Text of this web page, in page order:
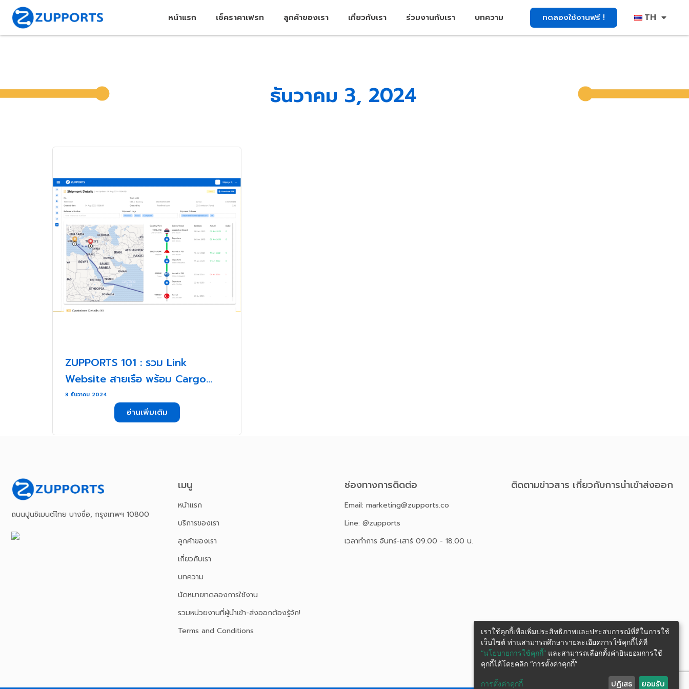
หน้าแรก เช็คราคาเฟรท ลูกค้าของเรา เกี่ยวกับเรา ร่วมงานกับเรา บทความ ทดลองใช้งานฟรี ! TH
ธันวาคม 3, 2024
ZUPPORTS 101 : รวม Link
Website สายเรือ พร้อม Cargo
Tracking . . .
3 ธันวาคม 2024
อ่านเพิ่มเติม
ถนนปูนซิเมนต์ไทย บางซื่อ, กรุงเทพฯ 10800
เมนู
หน้าเเรก
บริการของเรา
ลูกค้าของเรา
เกี่ยวกับเรา
บทความ
นัดหมายทดลองการใช้งาน
รวมหน่วยงานที่ผู้นำเข้า-ส่งออกต้องรู้จัก!
Terms and Conditions
ช่องทางการติดต่อ
Email: marketing@zupports.co
Line: @zupports
เวลาทำการ จันทร์-เสาร์ 09.00 - 18.00 น.
ติดตามข่าวสาร เกี่ยวกับการนําเข้าส่งออก
เราใช้คุกกี้เพื่อเพิ่มประสิทธิภาพและประสบการณ์ที่ดีในการใช้
เว็บไซต์ ท่านสามารถศึกษารายละเอียดการใช้คุกกี้ได้ที่
“นโยบายการใช้คุกกี้” และสามารถเลือกตั้งค่ายินยอมการใช้
คุกกี้ได้โดยคลิก “การตั้งค่าคุกกี้”
การตั้งค่าคุกกี้ ปฏิเสธ ยอมรับ